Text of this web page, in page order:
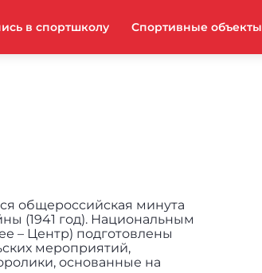
в спортшколу Спортивные объекты
общероссийская минута
(1941 год). Национальным
– Центр) подготовлены
мероприятий,
основанные на